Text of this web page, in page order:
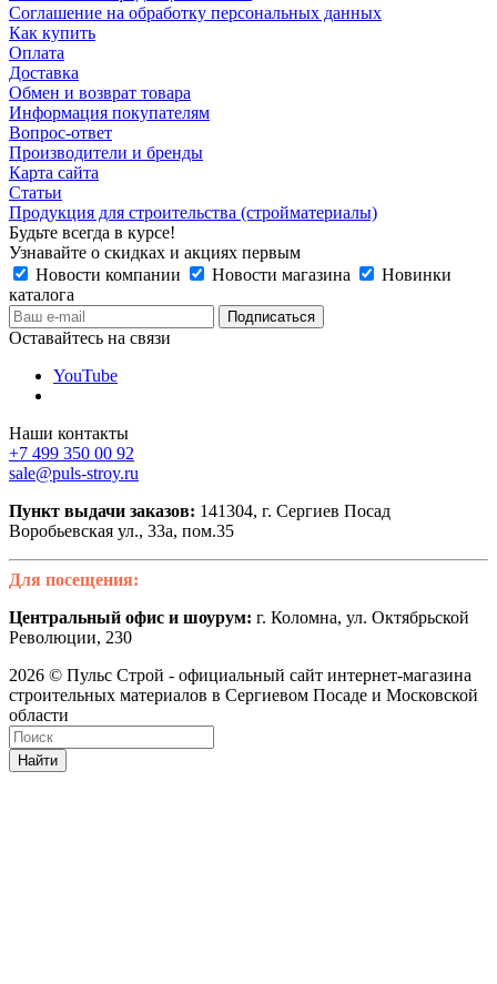
Соглашение на обработку персональных данных
Как купить
Оплата
Доставка
Обмен и возврат товара
Информация покупателям
Вопрос-ответ
Производители и бренды
Карта сайта
Статьи
Продукция для строительства (стройматериалы)
Будьте всегда в курсе!
Узнавайте о скидках и акциях первым
Новости компании
Новости магазина
Новинки
каталога
Оставайтесь на связи
YouTube
Наши контакты
+7 499 350 00 92
sale@puls-stroy.ru
Пункт выдачи заказов: 141304, г. Сергиев Посад
Воробьевская ул., 33а, пом.35
Для посещения:
Центральный офис и шоурум: г. Коломна, ул. Октябрьской
Революции, 230
2026 © Пульс Строй - официальный сайт интернет-магазина
строительных материалов в Сергиевом Посаде и Московской
области
Найти